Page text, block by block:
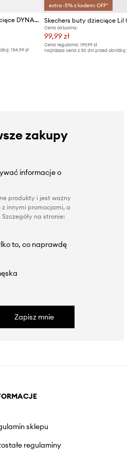
Skechers sneakersy dziecięce DYNAMATIC
134,99 zł
extra -5% z kodem: OFF*
Cena aktualna:
99,99 zł
Cena regularna: 199,99 zł
Najniższa cena z 30 dni przed obniżką:
zakupy
informacje o
produkty i jest ważny
z innymi promocjami, a
na stronie:
to, co naprawdę
Zapisz mnie
sklepu
regulaminy